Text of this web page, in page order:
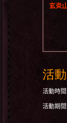
玄炎
活動
活動時
活動期